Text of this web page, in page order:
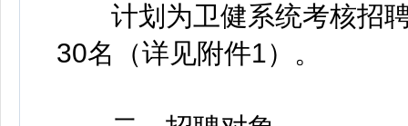
计划为卫健系统考核招聘
30名（详见附件1）。